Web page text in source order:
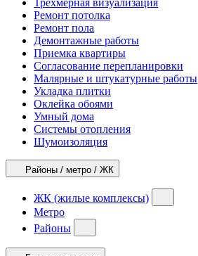
Трехмерная визуализация
Ремонт потолка
Ремонт пола
Демонтажные работы
Приемка квартиры
Согласование перепланировки
Малярные и штукатурные работы
Укладка плитки
Оклейка обоями
Умный дома
Системы отопления
Шумоизоляция
Районы / метро / ЖК
ЖК (жилые комплексы)
Метро
Районы